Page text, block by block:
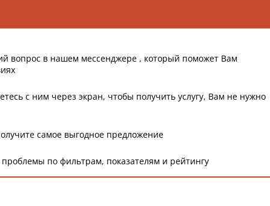
вопрос в нашем мессенджере , который поможет Вам
с ним через экран, чтобы получить услугу, Вам не нужно
самое выгодное предложение
по фильтрам, показателям и рейтингу